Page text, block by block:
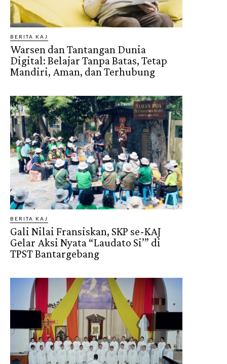
BERITA KAJ
Warsen dan Tantangan Dunia
Digital: Belajar Tanpa Batas, Tetap
Mandiri, Aman, dan Terhubung
BERITA KAJ
Gali Nilai Fransiskan, SKP se-KAJ
Gelar Aksi Nyata “Laudato Si’” di
TPST Bantargebang